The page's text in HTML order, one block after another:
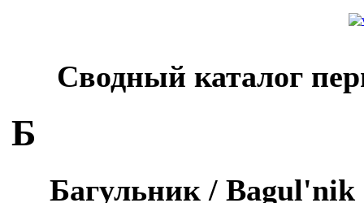
Сводный каталог
Б
Багульник /Bagul'nik